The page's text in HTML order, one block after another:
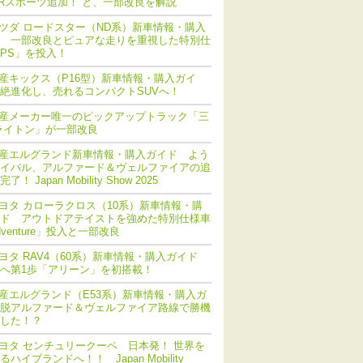
ダ ロードスター（ND系）新車情報・購入
一部改良とピュアな走りを重視した特別仕
」を投入！
キックス（P16型）新車情報・購入ガイ
進化し、売れるコンパクトSUVへ！
メーカー唯一のピックアップトラック「三
イトン」が一部改良
エルグランド新車情報・購入ガイド よう
バル、アルファード＆ヴェルファイアの追
了！ Japan Mobility Show 2025
タ カローラクロス（10系）新車情報・購
アウトドアテイストを強めた特別仕様車
」投入と一部改良
タ RAV4（60系）新車情報・購入ガイド
第1歩「アリーン」を初搭載！
エルグランド（E53系）新車情報・購入ガ
アルファード＆ヴェルファイア路線で勝機
た！？
タ センチュリークーペ 日本発！ 世界を
ハイブランドへ！！ Japan Mobility